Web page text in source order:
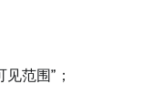
范围”；